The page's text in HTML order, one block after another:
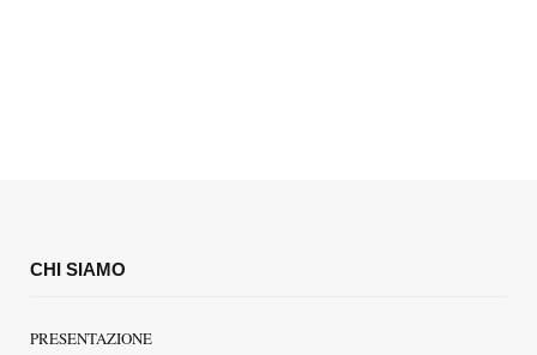
CHI SIAMO
PRESENTAZIONE